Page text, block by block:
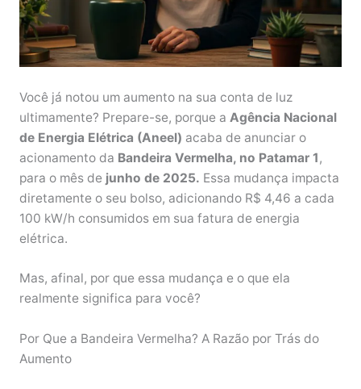
Você já notou um aumento na sua conta de luz
ultimamente? Prepare-se, porque a Agência Nacional
de Energia Elétrica (Aneel) acaba de anunciar o
acionamento da Bandeira Vermelha, no Patamar 1 ,
para o mês de junho de 2025. Essa mudança impacta
diretamente o seu bolso, adicionando R$ 4,46 a cada
100 kW/h consumidos em sua fatura de energia
elétrica.
Mas, afinal, por que essa mudança e o que ela
realmente significa para você?
Por Que a Bandeira Vermelha? A Razão por Trás do
Aumento